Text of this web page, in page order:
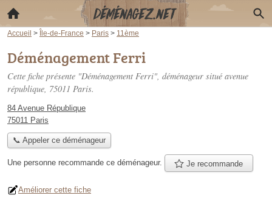
Accueil > Île-de-France > Paris > 11ème
Déménagement Ferri
Cette fiche présente "Déménagement Ferri", déménageur situé avenue
république, 75011 Paris.
84 Avenue République
75011 Paris
📞 Appeler ce déménageur
Une personne recommande ce déménageur. Je recommande
Améliorer cette fiche